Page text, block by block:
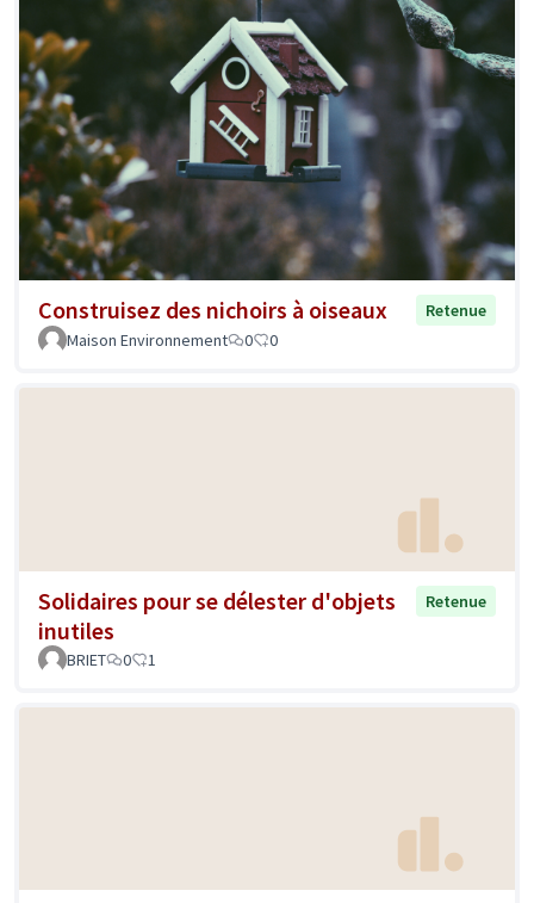
Construisez des nichoirs à oiseaux
Retenue
Maison Environnement
0 0
Solidaires pour se délester d'objets
inutiles
Retenue
BRIET 0 1